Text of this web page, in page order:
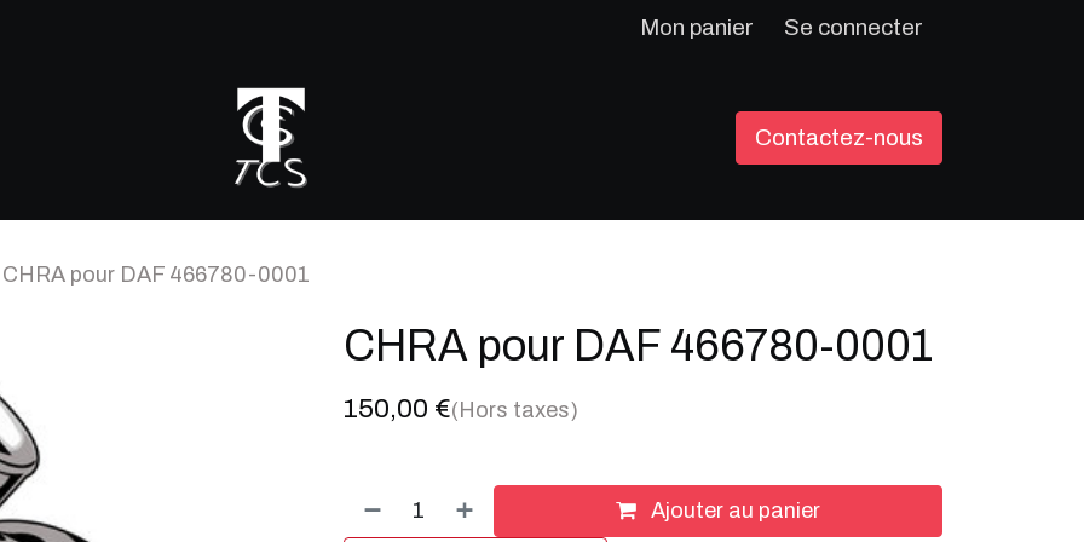
Mon panier Se connecter
Contactez-nous
CHRA pour DAF 466780-0001
CHRA pour DAF 466780-0001
150,00 €(Hors taxes)
Ajouter au panier